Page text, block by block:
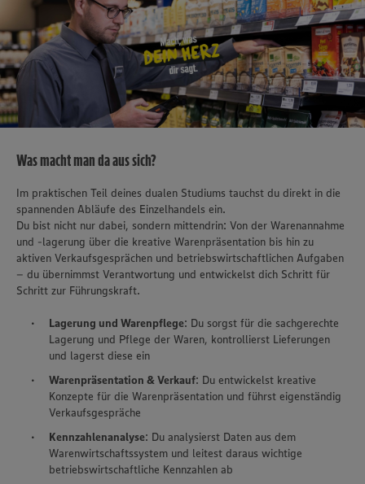
Was macht man da aus sich?
Im praktischen Teil deines dualen Studiums tauchst du direkt in die
spannenden Abläufe des Einzelhandels ein.
Du bist nicht nur dabei, sondern mittendrin: Von der Warenannahme
und -lagerung über die kreative Warenpräsentation bis hin zu
aktiven Verkaufsgesprächen und betriebswirtschaftlichen Aufgaben
– du übernimmst Verantwortung und entwickelst dich Schritt für
Schritt zur Führungskraft.
Lagerung und Warenpflege: Du sorgst für die sachgerechte
Lagerung und Pflege der Waren, kontrollierst Lieferungen
und lagerst diese ein
Warenpräsentation & Verkauf: Du entwickelst kreative
Konzepte für die Warenpräsentation und führst eigenständig
Verkaufsgespräche
Kennzahlenanalyse: Du analysierst Daten aus dem
Warenwirtschaftssystem und leitest daraus wichtige
betriebswirtschaftliche Kennzahlen ab